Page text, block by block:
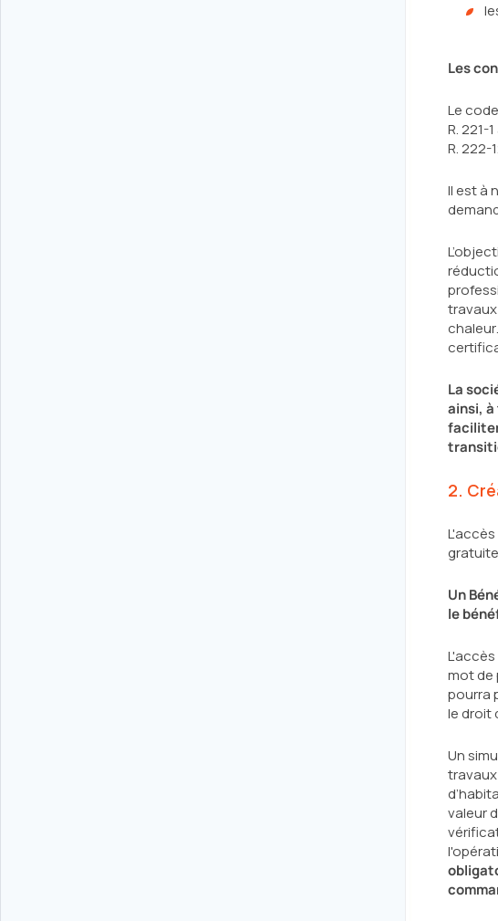
Les
Le
R.
R. 222-
Il est à
travaux
La
ainsi,
faciliter
2.
Un
le
mot de
pourra
le droit
Un
valeur